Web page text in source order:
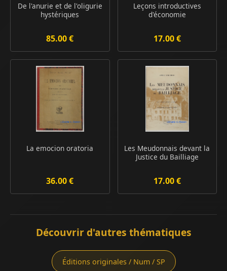
De l'anurie et de l'oligurie
hystériques
85.00 €
Leçons introductives
d'économie
17.00 €
La emocion oratoria
36.00 €
Les Meudonnais devant la
Justice du Bailliage
17.00 €
Découvrir d'autres thématiques
Éditions originales / Num / SP